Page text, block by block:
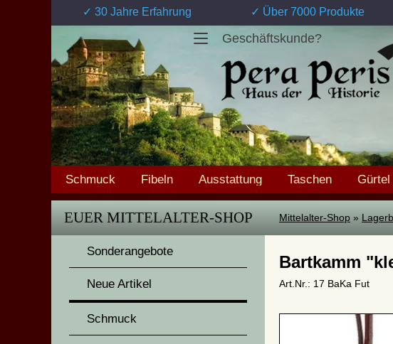
✓ 30 Jahre Erfahrung ✓ Über 7000 Produkte
Geschäftskunde?
Schmuck Fibeln Ausstattung Taschen Gürtel
EUER MITTELALTER-SHOP
Sonderangebote
Neue Artikel
Schmuck
Mittelalter-Shop »
Bartkamm
Art.Nr.: 17 BaKa Fut